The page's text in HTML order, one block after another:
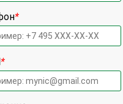
*
*